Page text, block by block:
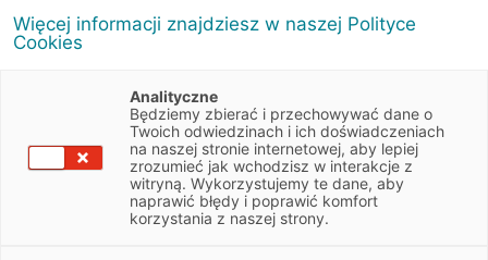
Leonharda 3
10-701 Olsztyn
5833200122
Obsługiwane pojazdy:
Więcej informacji znajdziesz w naszej Polityce
Cookies
Analityczne
Będziemy zbierać i przechowywać dane o
Twoich odwiedzinach i ich doświadczeniach
na naszej stronie internetowej, aby lepiej
zrozumieć jak wchodzisz w interakcje z
witryną. Wykorzystujemy te dane, aby
naprawić błędy i poprawić komfort
korzystania z naszej strony.